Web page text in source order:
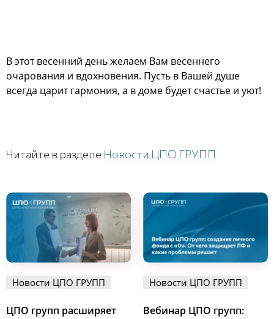
В этот весенний день желаем Вам весеннего
очарования и вдохновения. Пусть в Вашей душе
всегда царит гармония, а в доме будет счастье и уют!
Читайте в разделе Новости ЦПО ГРУПП
Новости ЦПО ГРУПП
ЦПО групп расширяет
Новости ЦПО ГРУПП
Вебинар ЦПО групп: